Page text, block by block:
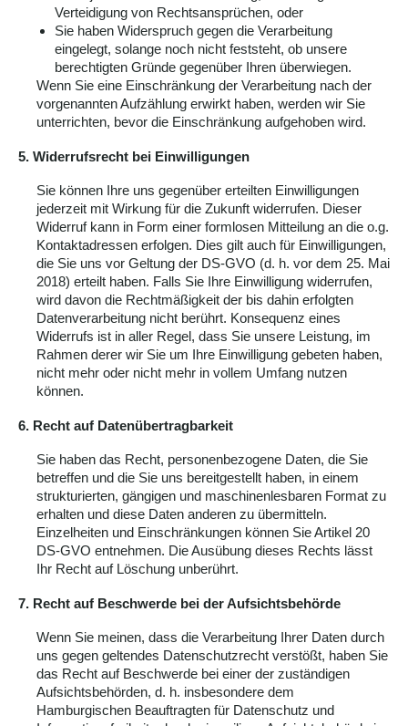
Verteidigung von Rechtsansprüchen, oder
Sie haben Widerspruch gegen die Verarbeitung
eingelegt, solange noch nicht feststeht, ob unsere
berechtigten Gründe gegenüber Ihren überwiegen.
Wenn Sie eine Einschränkung der Verarbeitung nach der
vorgenannten Aufzählung erwirkt haben, werden wir Sie
unterrichten, bevor die Einschränkung aufgehoben wird.
5. Widerrufsrecht bei Einwilligungen
Sie können Ihre uns gegenüber erteilten Einwilligungen
jederzeit mit Wirkung für die Zukunft widerrufen. Dieser
Widerruf kann in Form einer formlosen Mitteilung an die o.g.
Kontaktadressen erfolgen. Dies gilt auch für Einwilligungen,
die Sie uns vor Geltung der DS-GVO (d. h. vor dem 25. Mai
2018) erteilt haben. Falls Sie Ihre Einwilligung widerrufen,
wird davon die Rechtmäßigkeit der bis dahin erfolgten
Datenverarbeitung nicht berührt. Konsequenz eines
Widerrufs ist in aller Regel, dass Sie unsere Leistung, im
Rahmen derer wir Sie um Ihre Einwilligung gebeten haben,
nicht mehr oder nicht mehr in vollem Umfang nutzen
können.
6. Recht auf Datenübertragbarkeit
Sie haben das Recht, personenbezogene Daten, die Sie
betreffen und die Sie uns bereitgestellt haben, in einem
strukturierten, gängigen und maschinenlesbaren Format zu
erhalten und diese Daten anderen zu übermitteln.
Einzelheiten und Einschränkungen können Sie Artikel 20
DS-GVO entnehmen. Die Ausübung dieses Rechts lässt
Ihr Recht auf Löschung unberührt.
7. Recht auf Beschwerde bei der Aufsichtsbehörde
Wenn Sie meinen, dass die Verarbeitung Ihrer Daten durch
uns gegen geltendes Datenschutzrecht verstößt, haben Sie
das Recht auf Beschwerde bei einer der zuständigen
Aufsichtsbehörden, d. h. insbesondere dem
Hamburgischen Beauftragten für Datenschutz und